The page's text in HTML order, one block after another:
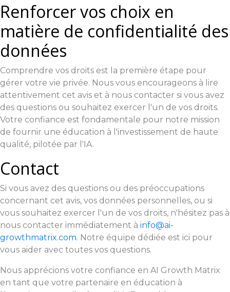
Renforcer vos choix en
matière de confidentialité des
données
Comprendre vos droits est la première étape pour
gérer votre vie privée. Nous vous encourageons à lire
attentivement cet avis et à nous contacter si vous avez
des questions ou souhaitez exercer l'un de vos droits.
Votre confiance est fondamentale pour notre mission
de fournir une éducation à l'investissement de haute
qualité, pilotée par l'IA.
Contact
Si vous avez des questions ou des préoccupations
concernant cet avis, vos données personnelles, ou si
vous souhaitez exercer l'un de vos droits, n'hésitez pas à
nous contacter immédiatement à info@ai-
growthmatrix.com. Notre équipe dédiée est ici pour
vous aider avec toutes vos questions.
Nous apprécions votre confiance en AI Growth Matrix
en tant que votre partenaire en éducation à